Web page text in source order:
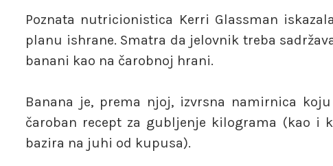
Poznata nutricionistica Kerri Glassman
planu ishrane. Smatra da jelovnik treba
banani kao na čarobnoj hrani.
Banana je, prema njoj, izvrsna namirnica
čaroban recept za gubljenje kilograma (kao
bazira na juhi od kupusa).